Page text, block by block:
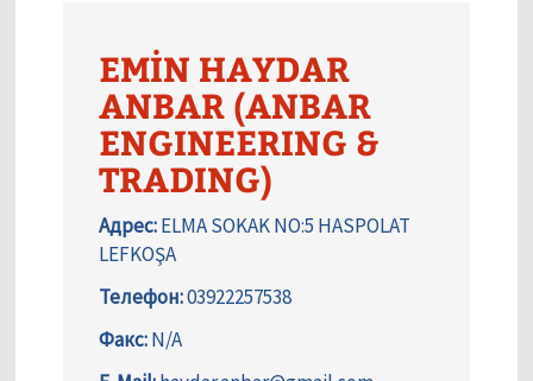
EMİN HAYDAR
ANBAR (ANBAR
ENGINEERING &
TRADING)
Адрес:ELMA SOKAK NO:5 HASPOLAT
LEFKOŞA
Телефон:03922257538
Факс:N/A